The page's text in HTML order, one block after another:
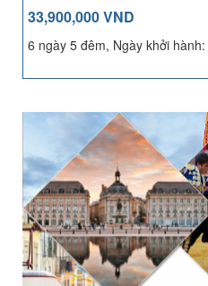
33,900,000 VND
6 ngày 5 đêm, Ngày khởi hành: